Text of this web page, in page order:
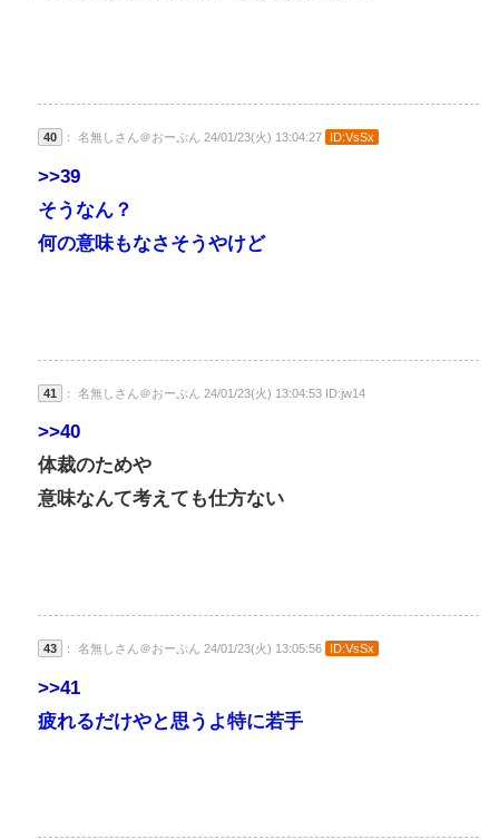
40 ： 名無しさん＠おーぷん 24/01/23(火) 13:04:27 ID:VsSx
>>39
そうなん？
何の意味もなさそうやけど
41 ： 名無しさん＠おーぷん 24/01/23(火) 13:04:53 ID:jw14
>>40
体裁のためや
意味なんて考えても仕方ない
43 ： 名無しさん＠おーぷん 24/01/23(火) 13:05:56 ID:VsSx
>>41
疲れるだけやと思うよ特に若手